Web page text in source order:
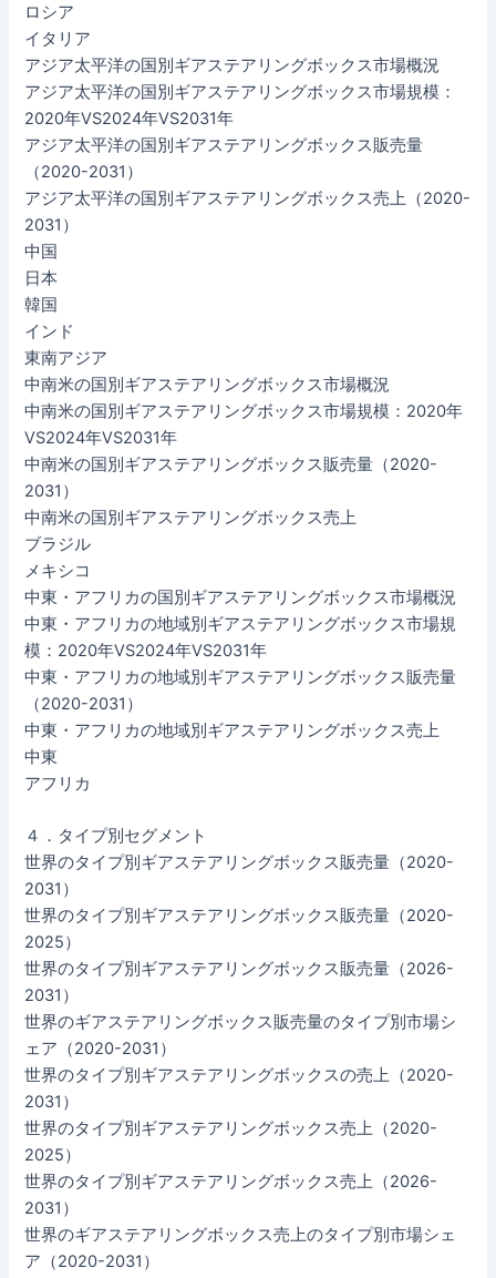
ロシア
イタリア
アジア太平洋の国別ギアステアリングボックス市場概況
アジア太平洋の国別ギアステアリングボックス市場規模：
2020年VS2024年VS2031年
アジア太平洋の国別ギアステアリングボックス販売量
（2020-2031）
アジア太平洋の国別ギアステアリングボックス売上（2020-
2031）
中国
日本
韓国
インド
東南アジア
中南米の国別ギアステアリングボックス市場概況
中南米の国別ギアステアリングボックス市場規模：2020年
VS2024年VS2031年
中南米の国別ギアステアリングボックス販売量（2020-
2031）
中南米の国別ギアステアリングボックス売上
ブラジル
メキシコ
中東・アフリカの国別ギアステアリングボックス市場概況
中東・アフリカの地域別ギアステアリングボックス市場規
模：2020年VS2024年VS2031年
中東・アフリカの地域別ギアステアリングボックス販売量
（2020-2031）
中東・アフリカの地域別ギアステアリングボックス売上
中東
アフリカ
４．タイプ別セグメント
世界のタイプ別ギアステアリングボックス販売量（2020-
2031）
世界のタイプ別ギアステアリングボックス販売量（2020-
2025）
世界のタイプ別ギアステアリングボックス販売量（2026-
2031）
世界のギアステアリングボックス販売量のタイプ別市場シ
ェア（2020-2031）
世界のタイプ別ギアステアリングボックスの売上（2020-
2031）
世界のタイプ別ギアステアリングボックス売上（2020-
2025）
世界のタイプ別ギアステアリングボックス売上（2026-
2031）
世界のギアステアリングボックス売上のタイプ別市場シェ
ア（2020-2031）